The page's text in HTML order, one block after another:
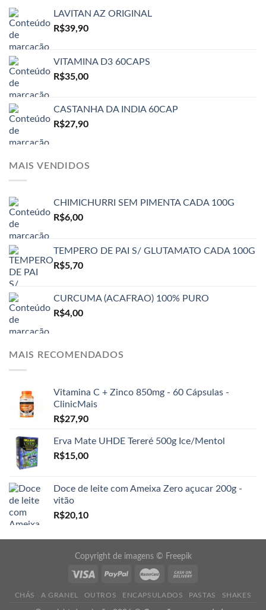
LAVITAN AZ ORIGINAL
R$39,90
VITAMINA D3 60CAPS
R$35,00
CASTANHA DA INDIA 60CAP
R$27,90
MAIS VENDIDOS
CHIMICHURRI SEM PIMENTA CADA 100G
R$6,00
TEMPERO DE PAI S/ GLUTAMATO CADA 100G
R$5,70
CURCUMA (ACAFRAO) 100% PURO
R$4,00
MAIS RECOMENDADOS
Vitamina C + Zinco 850mg - 60 Cápsulas -
ClinicMais
R$27,90
Erva Mate UHDE Tereré 500g Ice/Mentol
R$15,00
Doce de leite com Ameixa Zero açucar 200g -
vitão
R$20,10
Copyright de imagens © Freepik
CHÁS A GRANEL OUTROS ENCAPSULADOS PASTAS SHAKES